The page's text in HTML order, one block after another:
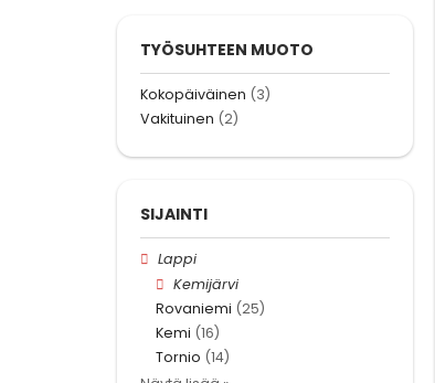
TYÖSUHTEEN MUOTO
Kokopäiväinen (3)
Vakituinen (2)
SIJAINTI
Lappi
Kemijärvi
Rovaniemi (25)
Kemi (16)
Tornio (14)